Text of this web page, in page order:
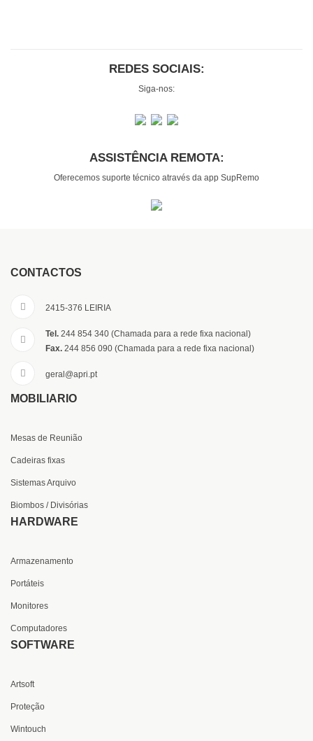
REDES SOCIAIS:
Siga-nos:
ASSISTÊNCIA REMOTA:
Oferecemos suporte técnico através da app SupRemo
CONTACTOS
2415-376 LEIRIA
Tel. 244 854 340 (Chamada para a rede fixa nacional)
Fax. 244 856 090 (Chamada para a rede fixa nacional)
geral@apri.pt
MOBILIÁRIO
Mesas de Reunião
Cadeiras fixas
Sistemas Arquivo
Biombos / Divisórias
HARDWARE
Armazenamento
Portáteis
Monitores
Computadores
SOFTWARE
Artsoft
Proteção
Wintouch